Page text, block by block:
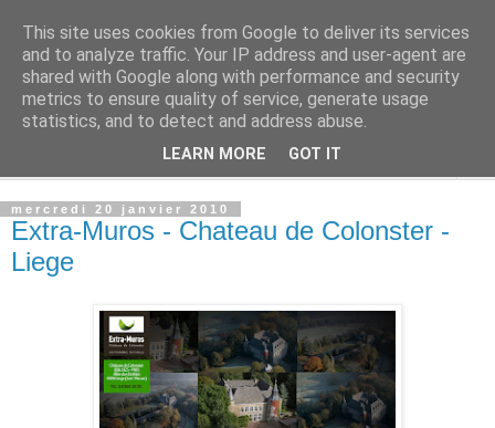
Les bons plans de Riquet
Restaurants, terroir Bruxelles, Liège, Belgique, Italie etc...
mercredi 20 janvier 2010
Extra-Muros - Chateau de Colonster -
Liege
This site uses cookies from Google to deliver its services
and to analyze traffic. Your IP address and user-agent are
shared with Google along with performance and security
metrics to ensure quality of service, generate usage
statistics, and to detect and address abuse.
LEARN MORE GOT IT